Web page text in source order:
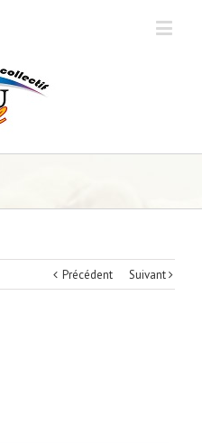
Précédent Suivant